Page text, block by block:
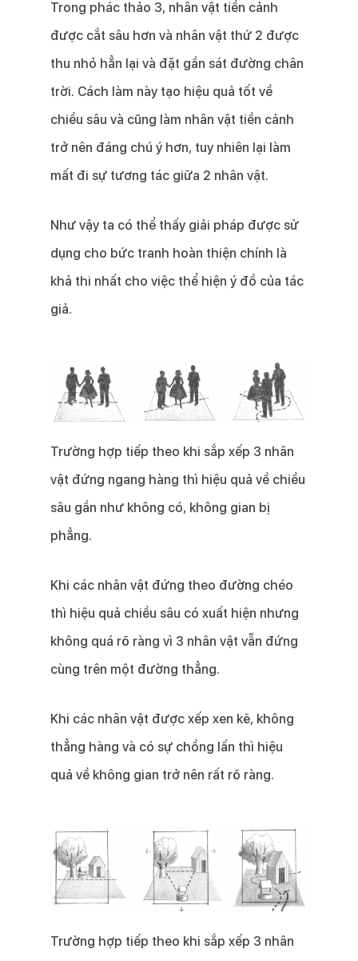
Trong phác thảo 3, nhân vật tiền cảnh
được cắt sâu hơn và nhân vật thứ 2 được
thu nhỏ hẳn lại và đặt gần sát đường chân
trời. Cách làm này tạo hiệu quả tốt về
chiều sâu và cũng làm nhân vật tiền cảnh
trở nên đáng chú ý hơn, tuy nhiên lại làm
mất đi sự tương tác giữa 2 nhân vật.
Như vậy ta có thể thấy giải pháp được sử
dụng cho bức tranh hoàn thiện chính là
khả thi nhất cho việc thể hiện ý đồ của tác
giả.
Trường hợp tiếp theo khi sắp xếp 3 nhân
vật đứng ngang hàng thì hiệu quả về chiều
sâu gần như không có, không gian bị
phẳng.
Khi các nhân vật đứng theo đường chéo
thì hiệu quả chiều sâu có xuất hiện nhưng
không quá rõ ràng vì 3 nhân vật vẫn đứng
cùng trên một đường thẳng.
Khi các nhân vật được xếp xen kẽ, không
thẳng hàng và có sự chồng lấn thì hiệu
quả về không gian trở nên rất rõ ràng.
Trường hợp tiếp theo khi sắp xếp 3 nhân